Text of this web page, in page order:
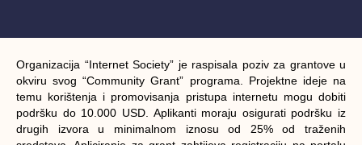
Organizacija “Internet Society” je raspisala poziv za grantove u
okviru svog “Community Grant” programa. Projektne ideje na
temu korištenja i promovisanja pristupa internetu mogu dobiti
podršku do 10.000 USD. Aplikanti moraju osigurati podršku iz
drugih izvora u minimalnom iznosu od 25% od traženih